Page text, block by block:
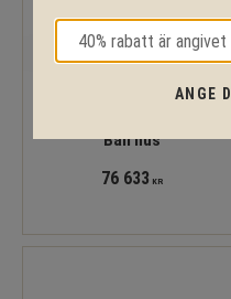
Bali hus
76 633 KR
ANGE